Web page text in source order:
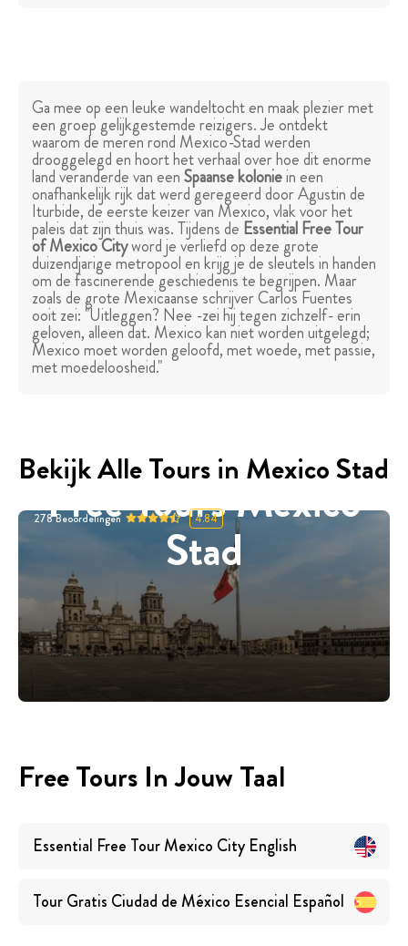
Ga mee op een leuke wandeltocht en maak plezier met
een groep gelijkgestemde reizigers. Je ontdekt
waarom de meren rond Mexico-Stad werden
drooggelegd en hoort het verhaal over hoe dit enorme
land veranderde van eenSpaanse koloniein een
onafhankelijk rijk dat werd geregeerd door Agustin de
Iturbide, de eerste keizer van Mexico, vlak voor het
paleis dat zijn thuis was. Tijdens de Essential Free Tour
of Mexico Cityword je verliefd op deze grote
duizendjarige metropool en krijg je de sleutels in handen
om de fascinerende geschiedenis te begrijpen. Maar
zoals de grote Mexicaanse schrijver Carlos Fuentes
ooit zei: "Uitleggen? Nee -zei hij tegen zichzelf- erin
geloven, alleen dat. Mexico kan niet worden uitgelegd;
Mexico moet worden geloofd, met woede, met passie,
met moedeloosheid."
Bekijk Alle Tours in Mexico Stad
Free Tours Mexico
Stad
278Beoordelingen 4.84
Free Tours In Jouw Taal
Essential Free Tour Mexico City English
Tour Gratis Ciudad de México Esencial Español